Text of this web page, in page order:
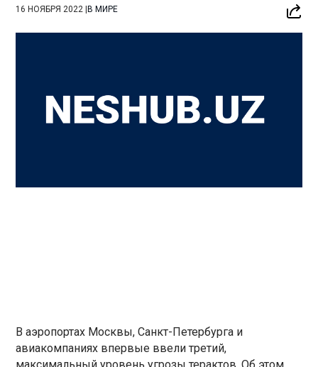
16 НОЯБРЯ 2022 |В МИРЕ
В аэропортах Москвы, Санкт-Петербурга и
авиакомпаниях впервые ввели третий,